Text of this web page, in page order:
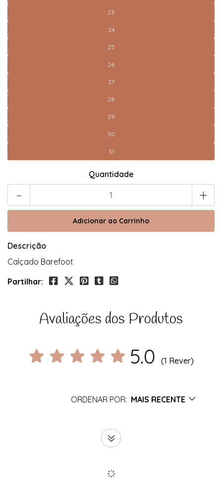
23
24
25
26
27
28
29
30
31
Quantidade
- +
Descrição
Calçado Barefoot
Partilhar:
Avaliações dos Produtos
5.0 (1 Rever)
ORDENAR POR: MAIS RECENTE